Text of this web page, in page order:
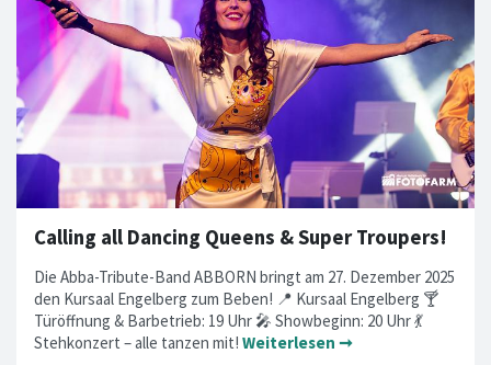
Calling all Dancing Queens & Super Troupers!
Die Abba-Tribute-Band ABBORN bringt am 27. Dezember 2025
den Kursaal Engelberg zum Beben! 📍 Kursaal Engelberg 🍸
Türöffnung & Barbetrieb: 19 Uhr 🎤 Showbeginn: 20 Uhr 💃
Stehkonzert – alle tanzen mit! Weiterlesen ➞